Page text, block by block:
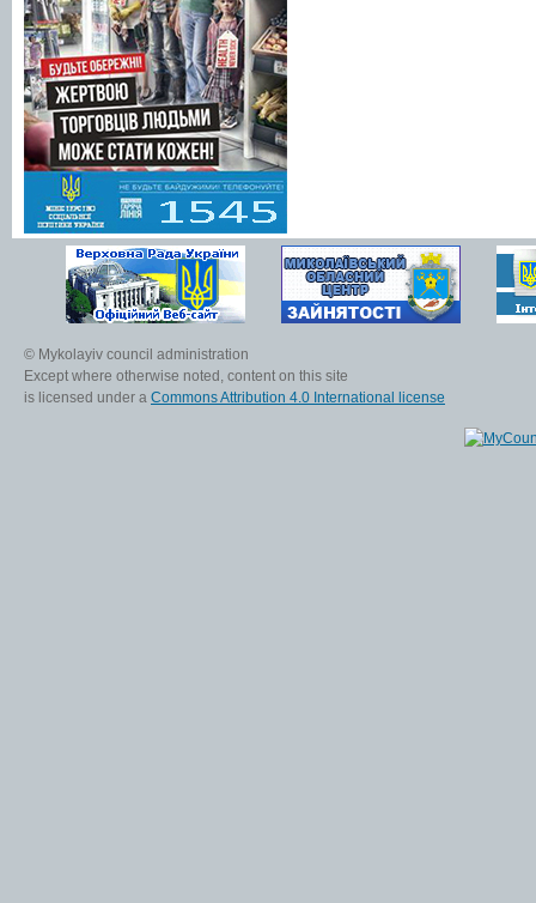
© Mykolayiv council administration
Except where otherwise noted, content on this site
is licensed under a Commons Attribution 4.0 International license